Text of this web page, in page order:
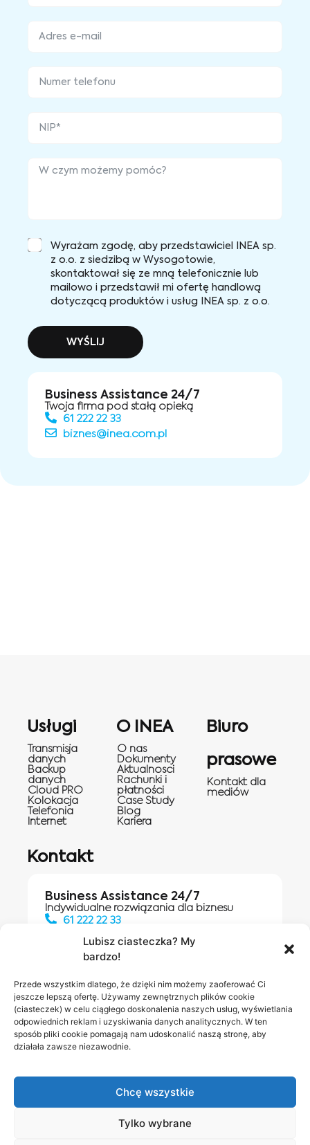
Lubisz ciasteczka? My
bardzo!
Przede wszystkim dlatego, że dzięki nim możemy zaoferować Ci
jeszcze lepszą ofertę. Używamy zewnętrznych plików cookie
(ciasteczek) w celu ciągłego doskonalenia naszych usług, wyświetlania
odpowiednich reklam i uzyskiwania danych analitycznych. W ten
sposób pliki cookie pomagają nam udoskonalić naszą stronę, aby
działała zawsze niezawodnie.
Chcę wszystkie
Tylko wybrane
Wyrażam zgodę, aby przedstawiciel INEA sp.
z o.o. z siedzibą w Wysogotowie,
skontaktował się ze mną telefonicznie lub
mailowo i przedstawił mi ofertę handlową
dotyczącą produktów i usług INEA sp. z o.o.
WYŚLIJ
Business Assistance 24/7
Twoja firma pod stałą opieką
61 222 22 33
biznes@inea.com.pl
Usługi
Transmisja
danych
Backup
danych
Cloud PRO
Kolokacja
Telefonia
Internet
O INEA
O nas
Dokumenty
Aktualnosci
Rachunki i
płatności
Case Study
Blog
Kariera
Biuro
prasowe
Kontakt dla
mediów
Kontakt
Business Assistance 24/7
Indywidualne rozwiązania dla biznesu
61 222 22 33
Salony INEA
Napisz do